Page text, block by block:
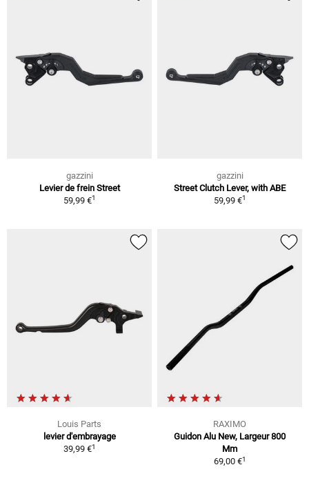
gazzini
Levier de frein Street
59,99 €1
gazzini
Street Clutch Lever, with ABE
59,99 €1
Louis Parts
levier d'embrayage
39,99 €1
RAXIMO
Guidon Alu New, Largeur 800
Mm
69,00 €1